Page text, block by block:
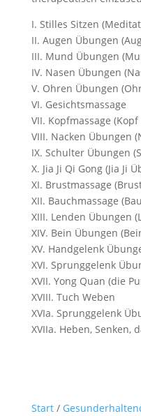
I. Stilles Sitzen
II. Augen Übungen
III. Mund Übungen
IV. Nasen Übungen
V. Ohren Übungen
VI. Gesichtsmassage
VII. Kopfmassage (Kopf
VIII. Nacken Übungen
IX. Schulter Übungen
X. Jia Ji Qi Gong (Jia Ji
XI. Brustmassage
XII. Bauchmassage
XIII. Lenden Übungen
XIV. Bein Übungen
XV. Handgelenk
XVI. Sprunggelenk
XVII. Yong Quan (die
XVIII. Tuch Weben
XVIa. Sprunggelenk
XVIIa. Heben, Senken,
Start/